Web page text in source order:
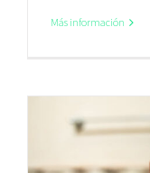
Más información